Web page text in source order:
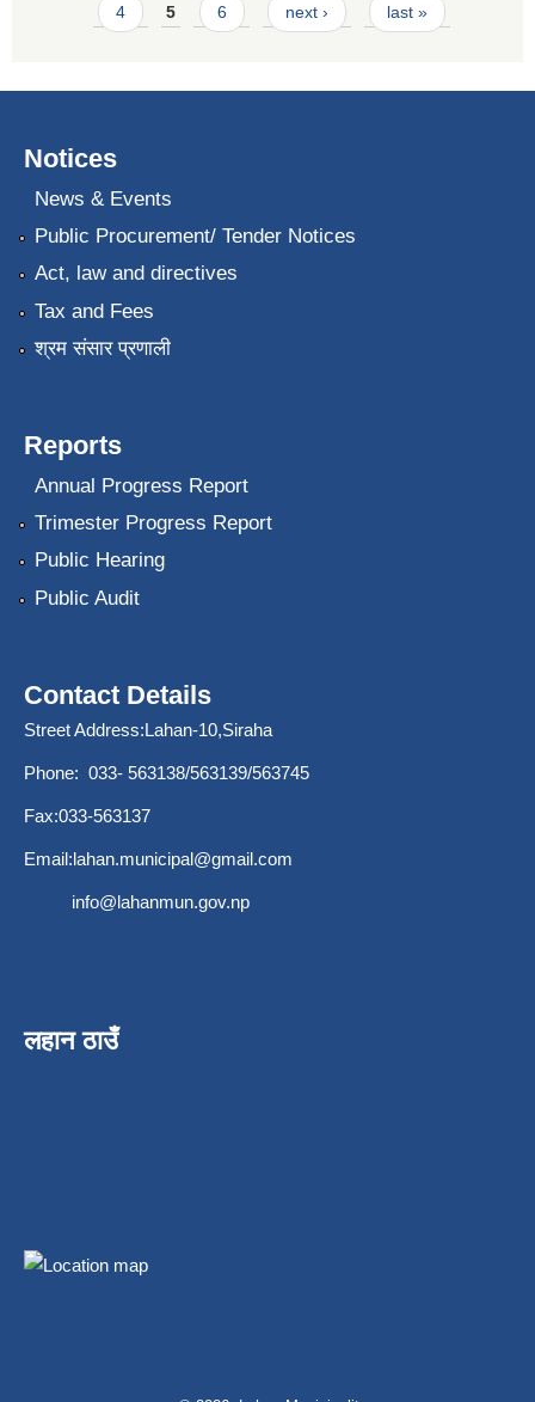
4 5 6 next › last »
Notices
News & Events
Public Procurement/ Tender Notices
Act, law and directives
Tax and Fees
श्रम संसार प्रणाली
Reports
Annual Progress Report
Trimester Progress Report
Public Hearing
Public Audit
Contact Details
Street Address:Lahan-10,Siraha
Phone: 033- 563138/563139/563745
Fax:033-563137
Email:lahan.municipal@gmail.com
info@lahanmun.gov.np
लहान ठाउँ